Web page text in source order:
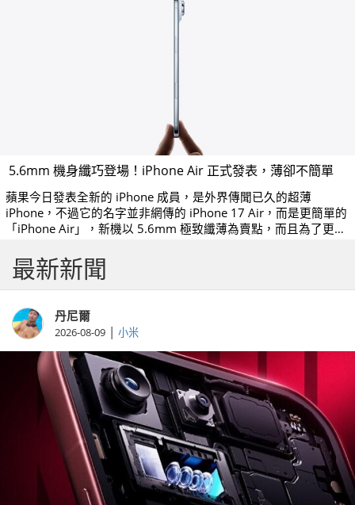
5.6mm 機身纖巧登場！iPhone Air 正式發表，薄卻不簡單
蘋果今日發表全新的 iPhone 成員，是外界傳聞已久的超薄
iPhone，不過它的名字並非網傳的 iPhone 17 Air，而是更簡單的
「iPhone Air」，新機以 5.6mm 極致纖薄為賣點，而且為了更耐
纖薄與耐用兼備。
最新新聞
丹尼爾
2026-08-09 | 小米